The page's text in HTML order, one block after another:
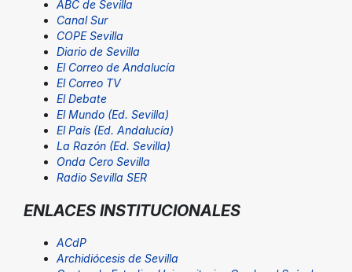
ABC de Sevilla
Canal Sur
COPE Sevilla
Diario de Sevilla
El Correo de Andalucía
El Correo TV
El Debate
El Mundo (Ed. Sevilla)
El País (Ed. Andalucía)
La Razón (Ed. Sevilla)
Onda Cero Sevilla
Radio Sevilla SER
ENLACES INSTITUCIONALES
ACdP
Archidiócesis de Sevilla